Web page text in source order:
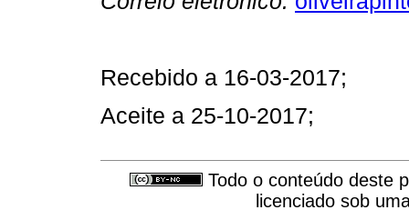
Recebido a 16-03-2017;
Aceite a 25-10-2017;
Todo o conteúdo deste
licenciado sob